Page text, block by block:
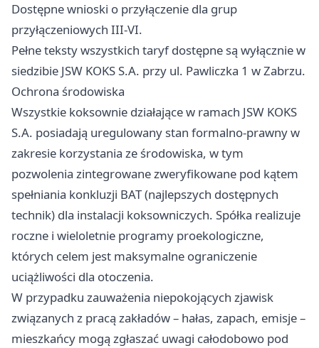
Dostępne wnioski o przyłączenie dla grup
przyłączeniowych III-VI.
Pełne teksty wszystkich taryf dostępne są wyłącznie w
siedzibie JSW KOKS S.A. przy ul. Pawliczka 1 w Zabrzu.
Ochrona środowiska
Wszystkie koksownie działające w ramach JSW KOKS
S.A. posiadają uregulowany stan formalno-prawny w
zakresie korzystania ze środowiska, w tym
pozwolenia zintegrowane zweryfikowane pod kątem
spełniania konkluzji BAT (najlepszych dostępnych
technik) dla instalacji koksowniczych. Spółka realizuje
roczne i wieloletnie programy proekologiczne,
których celem jest maksymalne ograniczenie
uciążliwości dla otoczenia.
W przypadku zauważenia niepokojących zjawisk
związanych z pracą zakładów – hałas, zapach, emisje –
mieszkańcy mogą zgłaszać uwagi całodobowo pod